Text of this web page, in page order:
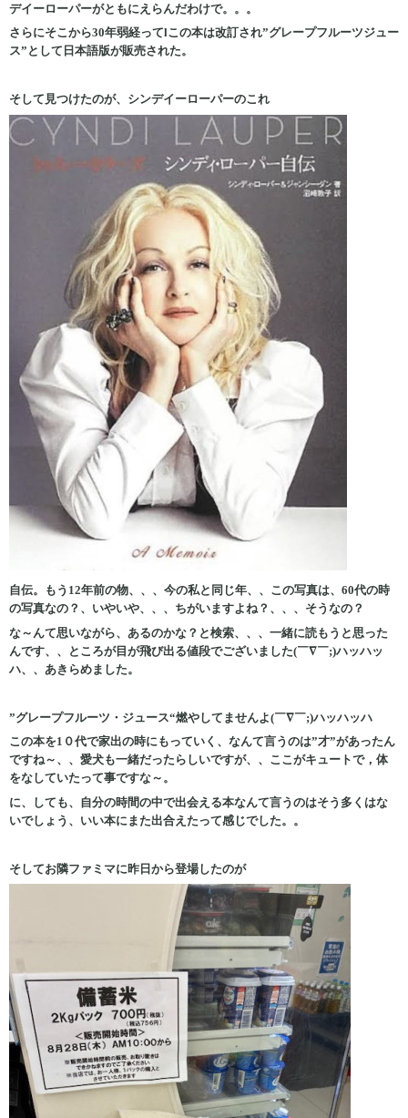
デイーローパーがともにえらんだわけで。。。
さらにそこから30年弱経ってlこの本は改訂され”グレープフルーツジュー
ス”として日本語版が販売された。
そして見つけたのが、シンデイーローパーのこれ
自伝。もう12年前の物、、、今の私と同じ年、、この写真は、60代の時
の写真なの？、いやいや、、、ちがいますよね？、、、そうなの？
な～んて思いながら、あるのかな？と検索、、、一緒に読もうと思った
んです、、ところが目が飛び出る値段でございました(￣∇￣;)ハッハッ
ハ、、あきらめました。
”グレープフルーツ・ジュース“燃やしてませんよ(￣∇￣;)ハッハッハ
この本を1０代で家出の時にもっていく、なんて言うのは”才”があったん
ですね～、、愛犬も一緒だったらしいですが、、ここがキュートで，体
をなしていたって事ですな～。
に、しても、自分の時間の中で出会える本なんて言うのはそう多くはな
いでしょう、いい本にまた出合えたって感じでした。。
そしてお隣ファミマに昨日から登場したのが